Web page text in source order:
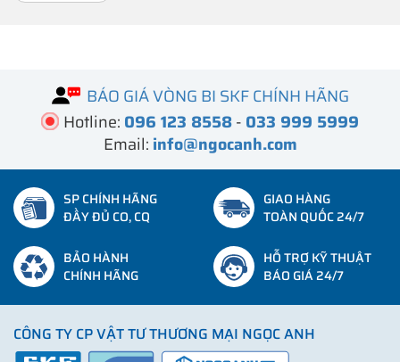
BÁO GIÁ VÒNG BI SKF CHÍNH HÃNG
Hotline: 096 123 8558- 033 999 5999
Email: info@ngocanh.com
SP CHÍNH HÃNG
ĐẦY ĐỦ CO, CQ
GIAO HÀNG
TOÀN QUỐC 24/7
BẢO HÀNH
CHÍNH HÃNG
HỖ TRỢ KỸ THUẬT
BÁO GIÁ 24/7
CÔNG TY CP VẬT TƯ THƯƠNG MẠI NGỌC ANH